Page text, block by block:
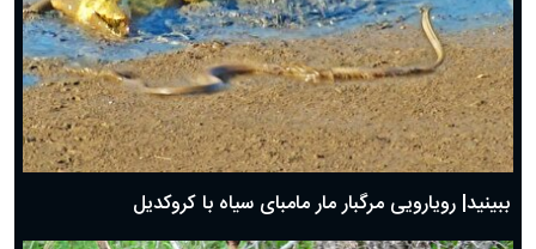
ببینید| رویارویی مرگبار مار مامبای سیاه با کروکدیل